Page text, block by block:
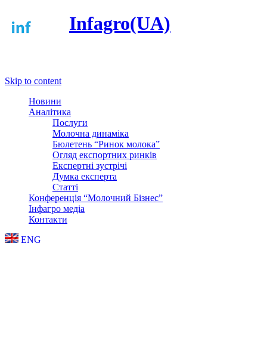
Infagro(UA)
Skip to content
Новини
Аналітика
Послуги
Молочна динаміка
Бюлетень “Ринок молока”
Огляд експортних ринків
Експертні зустрічі
Думка експерта
Статті
Конференція “Молочний Бізнес”
Інфагро медіа
Контакти
ENG